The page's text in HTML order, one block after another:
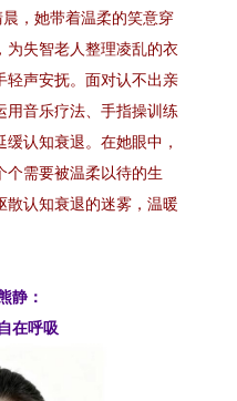
，她带着温柔的笑意穿
为失智老人整理凌乱的衣
轻声安抚。面对认不出亲
用音乐疗法、手指操训练
认知衰退。在她眼中，
个需要被温柔以待的生
散认知衰退的迷雾，温暖
静：
在呼吸